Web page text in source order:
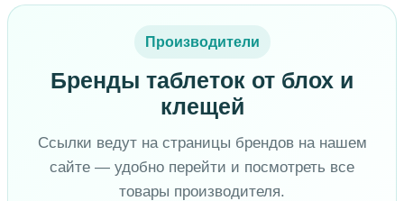
Производители
Бренды таблеток от блох и
клещей
Ссылки ведут на страницы брендов на нашем
сайте — удобно перейти и посмотреть все
товары производителя.